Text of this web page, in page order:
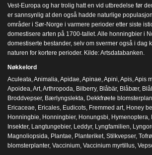
Vest-Europa og har trolig hatt en vid utbredelse før
er sannsynlig at den også hadde naturlige
områder i Sør-Norge i varmere perioder etter siste
domestisere arten på 1700-tallet. Alle honningbier i
domestiserte bestander, selv om svermer også i dag
naturen for kortere perioder. Kilde: Artsdatabanken.
Nøkkelord
Aculeata Animalia Apidae Apinae Apini Apis Apis
Apoidea Art Arthropoda Bilberry, Blåbär, Blåbær,
Broddvepser, Bærlyngslekta Dekkfrøete
Ericaceae Ericales Eudicots Fremmed art Honey
Honningbie Honningbier, Honungsbi Hymenoptera
Insekter, Langtungebier, Leddyr, Lyngfamilien
Magnoliopsida Plantae Planteriket Stilkvepser,
blomsterplanter, Vaccinium Vaccinium myrtillus